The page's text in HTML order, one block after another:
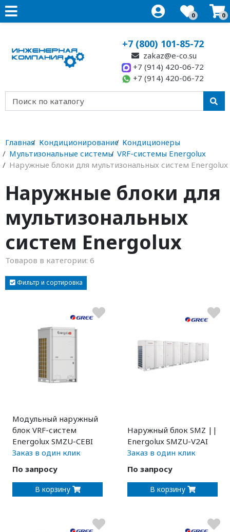
0 0
+7 (800) 101-85-72
zakaz@e-co.su
+7 (914) 420-06-72
+7 (914) 420-06-72
Главная Кондиционирование Кондиционеры
Мультизональные системы VRF-системы Energolux
Наружные блоки для мультизональных систем Energolux
Наружные блоки для
мультизональных
систем Energolux
Товаров в категории: 6
Фильтр и сортировка
Модульный наружный
блок VRF-систем
Energolux SMZU-CEBI
Заказ в один клик
По запросу
В корзину
Наружный блок SMZ ||
Energolux SMZU-V2AI
Заказ в один клик
По запросу
В корзину